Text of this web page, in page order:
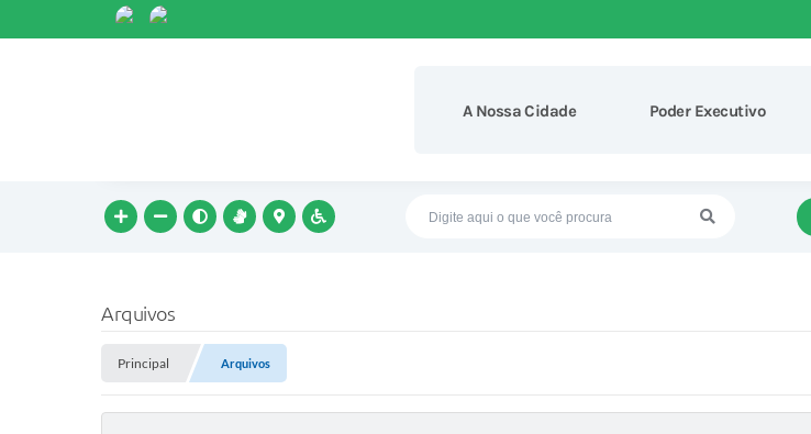
A Nossa Cidade Poder Executivo
Arquivos
Principal Arquivos